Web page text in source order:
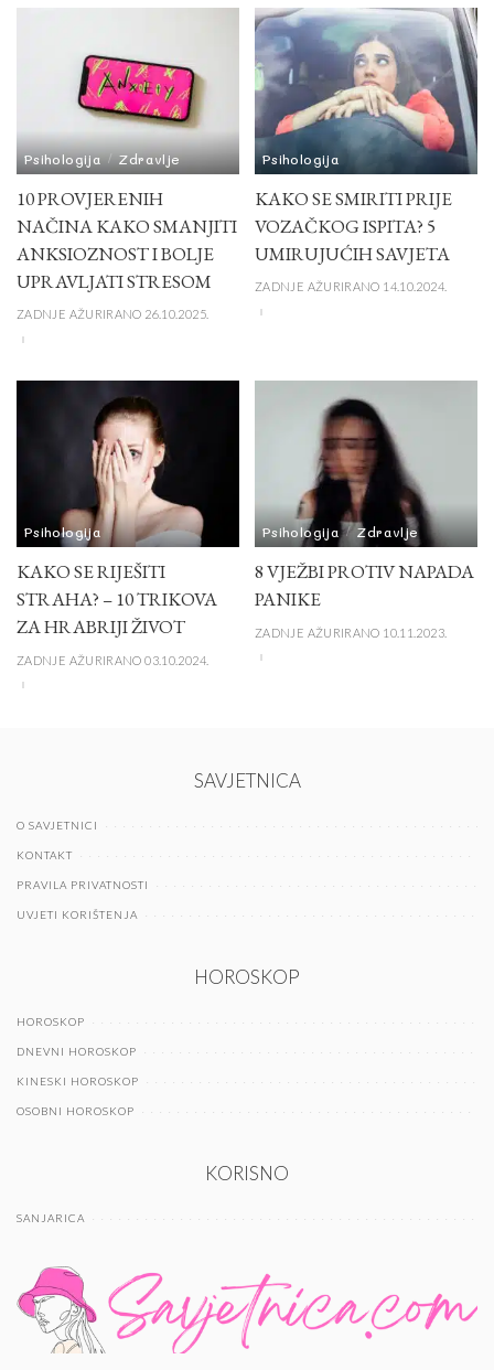
Psihologija Zdravlje
10 PROVJERENIH
NAČINA KAKO SMANJITI
ANKSIOZNOST I BOLJE
UPRAVLJATI STRESOM
ZADNJE AŽURIRANO 26.10.2025.
Psihologija
KAKO SE SMIRITI PRIJE
VOZAČKOG ISPITA? 5
UMIRUJUĆIH SAVJETA
ZADNJE AŽURIRANO 14.10.2024.
Psihologija
KAKO SE RIJEŠITI
STRAHA? – 10 TRIKOVA
ZA HRABRIJI ŽIVOT
ZADNJE AŽURIRANO 03.10.2024.
Psihologija Zdravlje
8 VJEŽBI PROTIV NAPADA
PANIKE
ZADNJE AŽURIRANO 10.11.2023.
SAVJETNICA
O SAVJETNICI
KONTAKT
PRAVILA PRIVATNOSTI
UVJETI KORIŠTENJA
HOROSKOP
HOROSKOP
DNEVNI HOROSKOP
KINESKI HOROSKOP
OSOBNI HOROSKOP
KORISNO
SANJARICA